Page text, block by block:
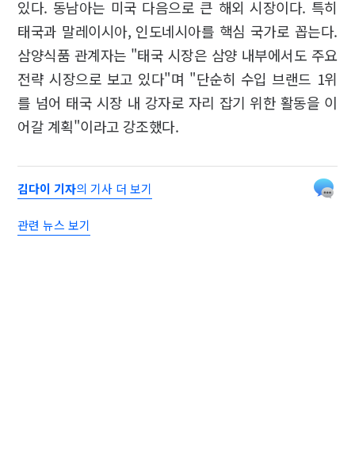
있다. 동남아는 미국 다음으로 큰 해외 시장이다. 특히
태국과 말레이시아, 인도네시아를 핵심 국가로 꼽는다.
삼양식품 관계자는 "태국 시장은 삼양 내부에서도 주요
전략 시장으로 보고 있다"며 "단순히 수입 브랜드 1위
를 넘어 태국 시장 내 강자로 자리 잡기 위한 활동을 이
어갈 계획"이라고 강조했다.
김다이 기자의 기사 더 보기
관련 뉴스 보기